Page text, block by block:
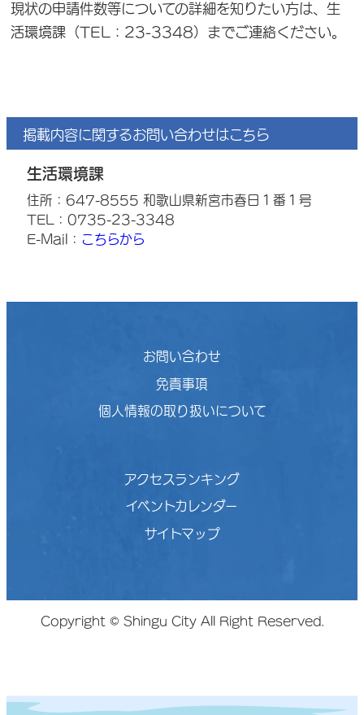
現状の申請件数等についての詳細を知りたい方は、生
活環境課（TEL：23-3348）までご連絡ください。
掲載内容に関するお問い合わせはこちら
生活環境課
住所：647-8555 和歌山県新宮市春日１番１号
TEL：0735-23-3348
E-Mail： こちらから
お問い合わせ
免責事項
個人情報の取り扱いについて
アクセスランキング
イベントカレンダー
サイトマップ
Copyright © Shingu City All Right Reserved.